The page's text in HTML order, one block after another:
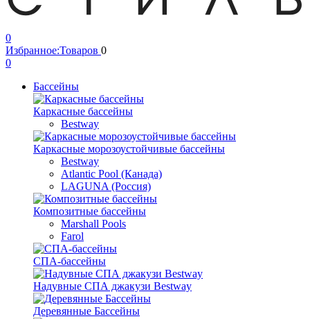
0
Избранное:Товаров 0
0
Бассейны
Каркасные бассейны
Bestway
Каркасные морозоустойчивые бассейны
Bestway
Atlantic Pool (Канада)
LAGUNA (Россия)
Композитные бассейны
Marshall Pools
Farol
СПА-бассейны
Надувные СПА джакузи Bestway
Деревянные Бассейны